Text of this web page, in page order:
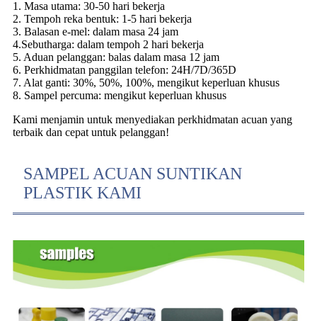
1. Masa utama: 30-50 hari bekerja
2. Tempoh reka bentuk: 1-5 hari bekerja
3. Balasan e-mel: dalam masa 24 jam
4.Sebutharga: dalam tempoh 2 hari bekerja
5. Aduan pelanggan: balas dalam masa 12 jam
6. Perkhidmatan panggilan telefon: 24H/7D/365D
7. Alat ganti: 30%, 50%, 100%, mengikut keperluan khusus
8. Sampel percuma: mengikut keperluan khusus
Kami menjamin untuk menyediakan perkhidmatan acuan yang
terbaik dan cepat untuk pelanggan!
SAMPEL ACUAN SUNTIKAN
PLASTIK KAMI